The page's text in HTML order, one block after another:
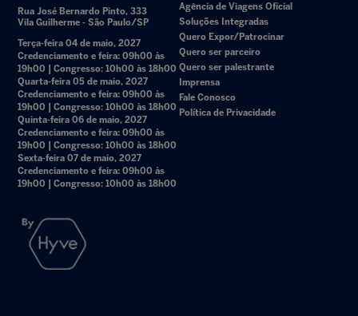
Rua José Bernardo Pinto, 333
Vila Guilherme - São Paulo/SP
Terça-feira 04 de maio, 2027
Credenciamento e feira: 09h00 às
19h00 | Congresso: 10h00 às 18h00
Quarta-feira 05 de maio, 2027
Credenciamento e feira: 09h00 às
19h00 | Congresso: 10h00 às 18h00
Quinta-feira 06 de maio, 2027
Credenciamento e feira: 09h00 às
19h00 | Congresso: 10h00 às 18h00
Sexta-feira 07 de maio, 2027
Credenciamento e feira: 09h00 às
19h00 | Congresso: 10h00 às 18h00
Agência de Viagens Oficial
Soluções Integradas
Quero Expor/Patrocinar
Quero ser parceiro
Quero ser palestrante
Imprensa
Fale Conosco
Política de Privacidade